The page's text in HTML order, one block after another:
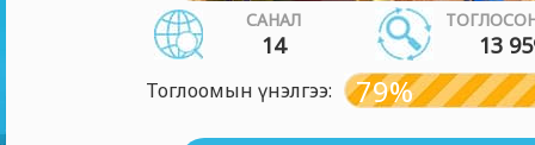
САНАЛ
14 13
Тоглоомын үнэлгээ: 79%